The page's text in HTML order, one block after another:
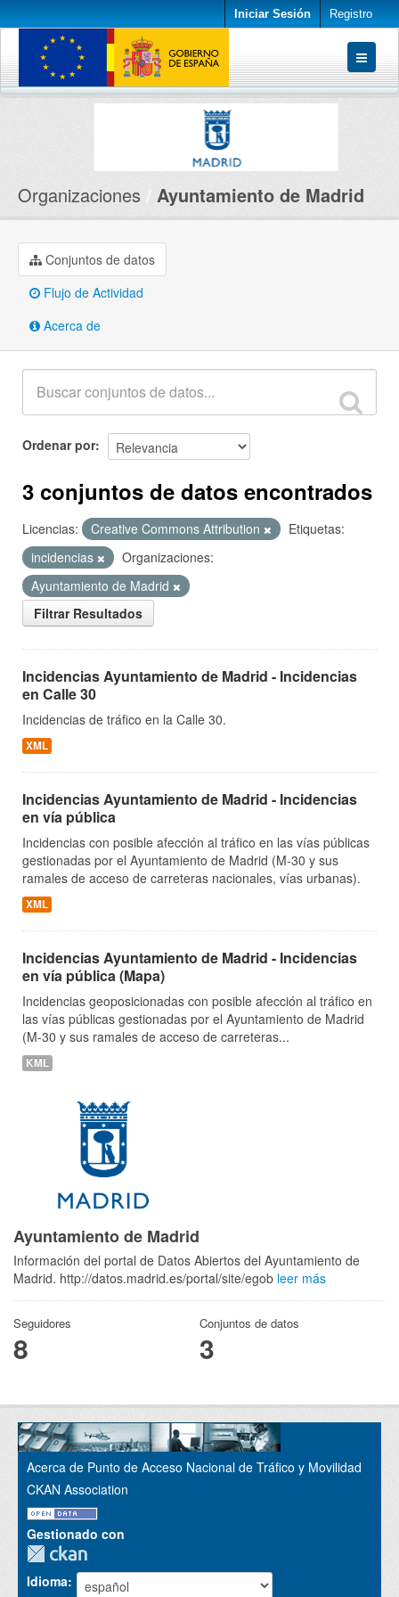
Iniciar Sesión Registro
Conjuntos de datos
Organizaciones Ayuntamiento de Madrid
Conjuntos de datos
Flujo de Actividad
Acerca de
Ordenar por
3 conjuntos de datos encontrados
Licencias: Creative Commons Attribution
Etiquetas:
incidencias
Organizaciones:
Ayuntamiento de Madrid
Filtrar Resultados
Incidencias Ayuntamiento de Madrid - Incidencias
en Calle 30
Incidencias de tráfico en la Calle 30.
XML
Incidencias Ayuntamiento de Madrid - Incidencias
en vía pública
Incidencias con posible afección al tráfico en las vías públicas
gestionadas por el Ayuntamiento de Madrid (M-30 y sus
ramales de acceso de carreteras nacionales, vías urbanas).
XML
Incidencias Ayuntamiento de Madrid - Incidencias
en vía pública (Mapa)
Incidencias geoposicionadas con posible afección al tráfico en
las vías públicas gestionadas por el Ayuntamiento de Madrid
(M-30 y sus ramales de acceso de carreteras...
KML
Ayuntamiento de Madrid
Información del portal de Datos Abiertos del Ayuntamiento de
Madrid. http://datos.madrid.es/portal/site/egob leer más
Seguidores
8
Conjuntos de datos
3
Acerca de Punto de Acceso Nacional de Tráfico y Movilidad
CKAN Association
Gestionado con
Idioma